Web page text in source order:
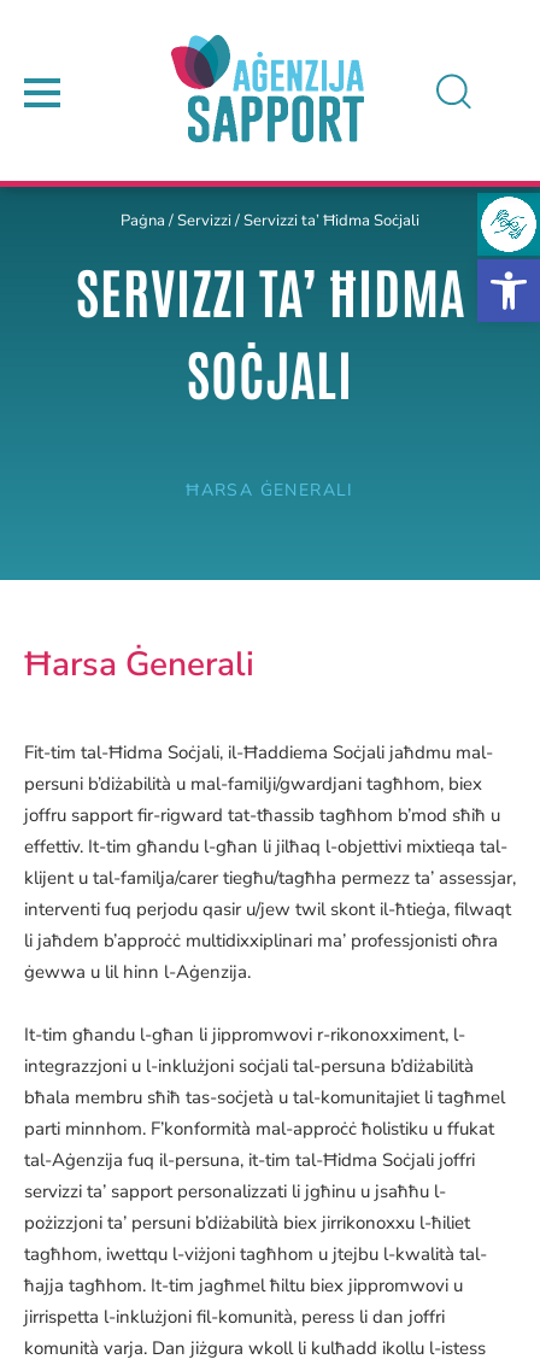
Paġna /Servizzi/Servizzi ta’ Ħidma Soċjali
SERVIZZI TA’ ĦIDMA
SOĊJALI
ĦARSA ĠENERALI
Ħarsa Ġenerali
Fit-tim tal-Ħidma Soċjali, il-Ħaddiema Soċjali jaħdmu mal-
persuni b’diżabilità u mal-familji/gwardjani tagħhom, biex
joffru sapport fir-rigward tat-tħassib tagħhom b’mod sħiħ u
effettiv. It-tim għandu l-għan li jilħaq l-objettivi mixtieqa tal-
klijent u tal-familja/carer tiegħu/tagħha permezz ta’ assessjar,
interventi fuq perjodu qasir u/jew twil skont il-ħtieġa, filwaqt
li jaħdem b’approċċ multidixxiplinari ma’ professjonisti oħra
ġewwa u lil hinn l-Aġenzija.
It-tim għandu l-għan li jippromwovi r-rikonoxximent, l-
integrazzjoni u l-inklużjoni soċjali tal-persuna b’diżabilità
bħala membru sħiħ tas-soċjetà u tal-komunitajiet li tagħmel
parti minnhom. F’konformità mal-approċċ ħolistiku u ffukat
tal-Aġenzija fuq il-persuna, it-tim tal-Ħidma Soċjali joffri
servizzi ta’ sapport personalizzati li jgħinu u jsaħħu l-
pożizzjoni ta’ persuni b’diżabilità biex jirrikonoxxu l-ħiliet
tagħhom, iwettqu l-viżjoni tagħhom u jtejbu l-kwalità tal-
ħajja tagħhom. It-tim jagħmel ħiltu biex jippromwovi u
jirrispetta l-inklużjoni fil-komunità, peress li dan joffri
komunità varja. Dan jiżgura wkoll li kulħadd ikollu l-istess